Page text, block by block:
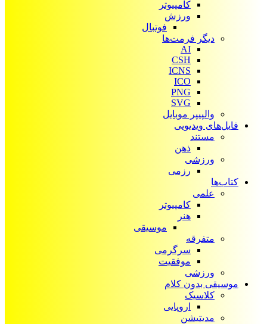
کامپیوتر
ورزش
فوتبال
دیگر فرمت‌ها
AI
CSH
ICNS
ICO
PNG
SVG
والپیپر موبایل
فایل‌های ویدیویی
مستند
ذهن
ورزشی
رزمی
کتاب‌ها
علمی
کامپیوتر
هنر
موسیقی
متفرقه
سرگرمی
موفقیت
ورزشی
موسیقی بدون کلام
کلاسیک
اروپایی
مدیتیشن